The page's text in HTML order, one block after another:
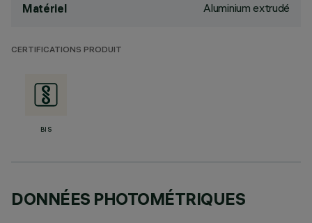
Matériel Aluminium extrudé
CERTIFICATIONS PRODUIT
BIS
DONNÉES PHOTOMÉTRIQUES